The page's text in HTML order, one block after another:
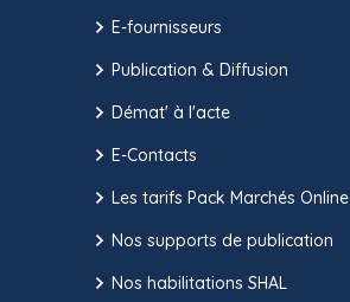
E-fournisseurs
Publication & Diffusion
Démat' à l'acte
E-Contacts
Les tarifs Pack Marchés Online
Nos supports de publication
Nos habilitations SHAL